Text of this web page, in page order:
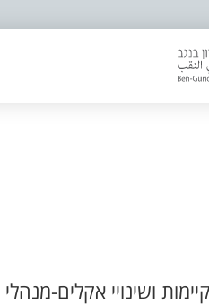
ושינויי אקלים-מנהלי